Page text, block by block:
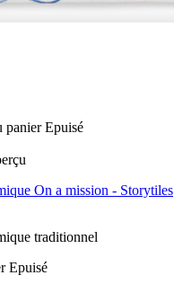
panier Epuisé
On a mission - Storytiles
traditionnel
Epuisé